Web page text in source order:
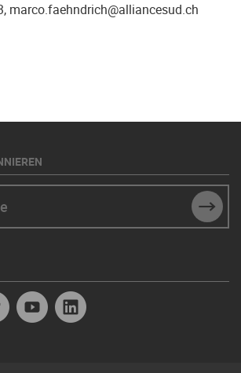
marco.faehndrich@alliancesud.ch
TikTok Youtube